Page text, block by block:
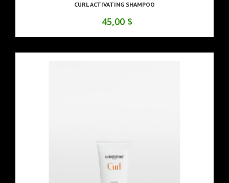
CURL ACTIVATING SHAMPOO
45,00 $